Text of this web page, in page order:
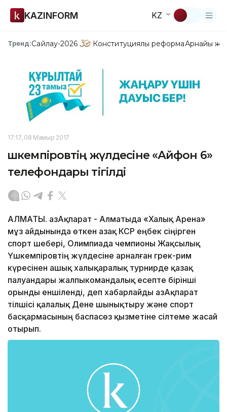
KAZINFORM KZ
Тренд:Сайлау-2026 Конституциялық реформаАрнайы
17:17, 08 Мамыр 2017
Үшкемпіровтің жүлдесіне «Айфон 6»
телефондары тігілді
АЛМАТЫ. ҚазАқпарат - Алматыда «Халық Арена»
мұз айдынында өткен Қазақ КСР еңбек сіңірген
спорт шебері, Олимпиада чемпионы Жақсылық
Үшкемпіровтің жүлдесіне арналған грек-рим
күресінен ашық халықаралық турнирде қазақ
палуандары жалпыкомандалық есепте бірінші
орынды еншіленді, деп хабарлайды ҚазАқпарат
тілшісі қалалық Дене шынықтыру және спорт
басқармасының баспасөз қызметіне сілтеме жасай
отырып.